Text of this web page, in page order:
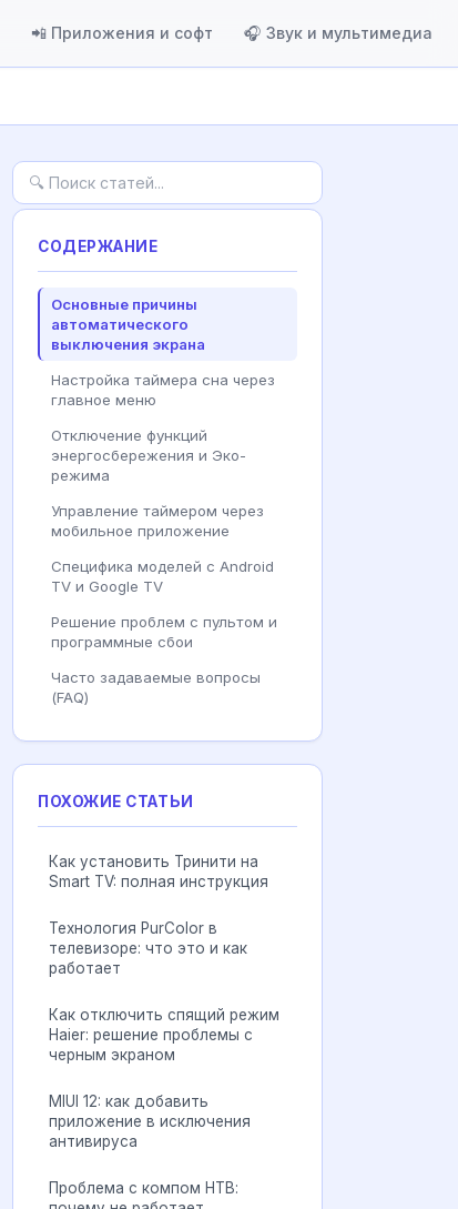
📲 Приложения и софт 🎧 Звук и мультимедиа
СОДЕРЖАНИЕ
Основные причины
автоматического
выключения экрана
Настройка таймера сна через
главное меню
Отключение функций
энергосбережения и Эко-
режима
Управление таймером через
мобильное приложение
Специфика моделей с Android
TV и Google TV
Решение проблем с пультом и
программные сбои
Часто задаваемые вопросы
(FAQ)
ПОХОЖИЕ СТАТЬИ
Как установить Тринити на
Smart TV: полная инструкция
Технология PurColor в
телевизоре: что это и как
работает
Как отключить спящий режим
Haier: решение проблемы с
черным экраном
MIUI 12: как добавить
приложение в исключения
антивируса
Проблема с компом НТВ: